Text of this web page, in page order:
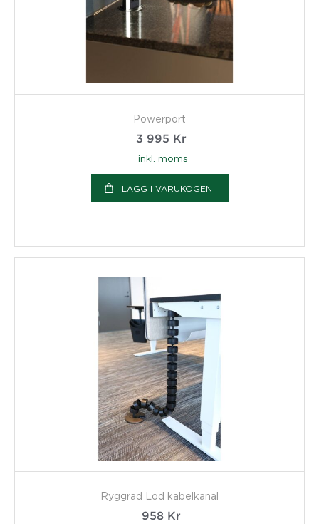
Powerport
3 995 Kr
inkl. moms
LÄGG I VARUKOGEN
Ryggrad Lod kabelkanal
958 Kr